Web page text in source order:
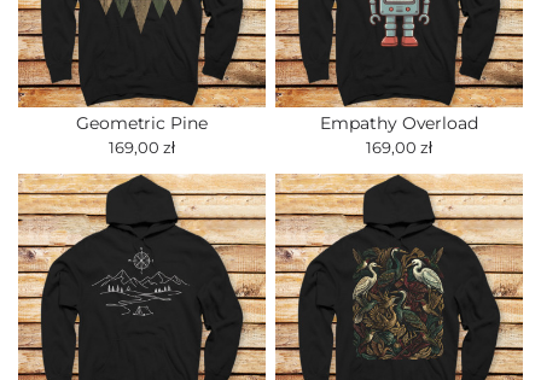
Geometric Pine
169,00 zł
Empathy Overload
169,00 zł